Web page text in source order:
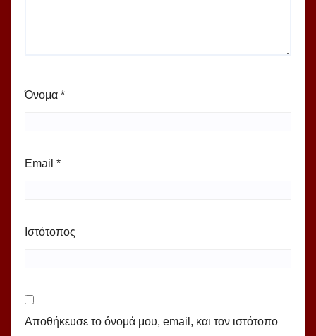
Όνομα *
Email *
Ιστότοπος
Αποθήκευσε το όνομά μου, email, και τον ιστότοπο